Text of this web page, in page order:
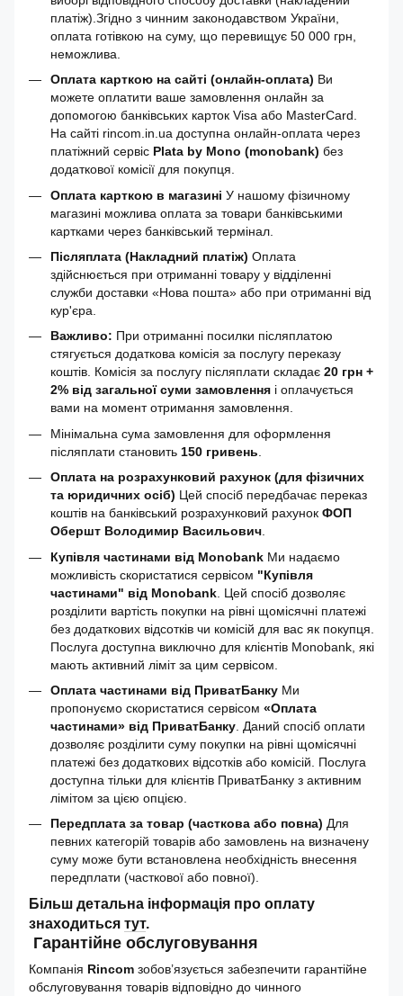
платіж).Згідно з чинним законодавством України,
оплата готівкою на суму, що перевищує 50 000 грн,
неможлива.
Оплата карткою на сайті (онлайн-оплата) Ви
можете оплатити ваше замовлення онлайн за
допомогою банківських карток Visa або MasterCard.
На сайті rincom.in.ua доступна онлайн-оплата через
платіжний сервіс Plata by Mono (monobank) без
додаткової комісії для покупця.
Оплата карткою в магазині У нашому фізичному
магазині можлива оплата за товари банківськими
картками через банківський термінал.
Післяплата (Накладний платіж) Оплата
здійснюється при отриманні товару у відділенні
служби доставки «Нова пошта» або при отриманні від
кур'єра.
Важливо: При отриманні посилки післяплатою
стягується додаткова комісія за послугу переказу
коштів. Комісія за послугу післяплати складає 20 грн +
2% від загальної суми замовлення і оплачується
вами на момент отримання замовлення.
Мінімальна сума замовлення для оформлення
післяплати становить 150 гривень
Оплата на розрахунковий рахунок (для фізичних
та юридичних осіб) Цей спосіб передбачає переказ
коштів на банківський розрахунковий рахунок ФОП
Обершт Володимир Васильович
Купівля частинами від Monobank Ми надаємо
можливість скористатися сервісом "Купівля
частинами" від Monobank . Цей спосіб дозволяє
розділити вартість покупки на рівні щомісячні платежі
без додаткових відсотків чи комісій для вас як покупця.
Послуга доступна виключно для клієнтів Monobank, які
мають активний ліміт за цим сервісом.
Оплата частинами від ПриватБанку Ми
пропонуємо скористатися сервісом «Оплата
частинами» від ПриватБанку . Даний спосіб оплати
дозволяє розділити суму покупки на рівні щомісячні
платежі без додаткових відсотків або комісій. Послуга
доступна тільки для клієнтів ПриватБанку з активним
лімітом за цією опцією.
Передплата за товар (часткова або повна) Для
певних категорій товарів або замовлень на визначену
суму може бути встановлена необхідність внесення
передплати (часткової або повної).
Більш детальна інформація про оплату
знаходиться тут.
Гарантійне обслуговування
Компанія Rincom зобов’язується забезпечити гарантійне
обслуговування товарів відповідно до чинного